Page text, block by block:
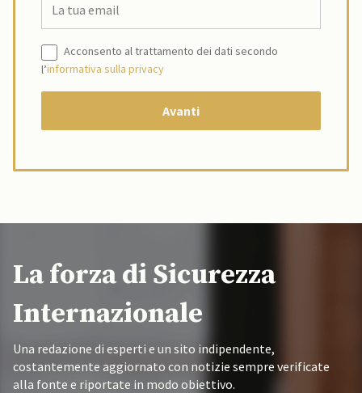
Acconsento al trattamento dei dati secondo
l’informativa sulla privacy
La forza di Sicurezza
Internazionale
Una redazione di esperti e un sito indipendente,
costantemente aggiornato con notizie sempre verificate
alla fonte e riportate in modo obiettivo.